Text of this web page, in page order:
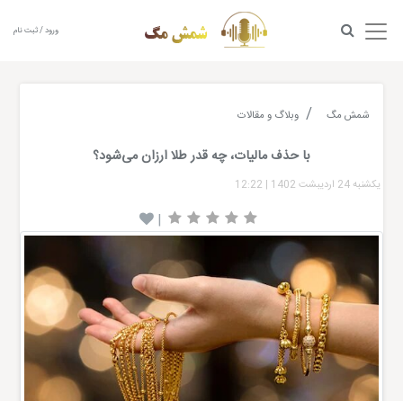
ورود / ثبت نام
شمش مگ وبلاگ و مقالات
با حذف مالیات، چه قدر طلا ارزان می‌شود؟
یکشنبه 24 اردیبشت 1402 |
12:22
|